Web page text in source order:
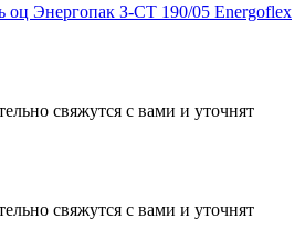
оц Энергопак З-СТ 190/05 Energoflex
свяжутся с вами и уточнят
свяжутся с вами и уточнят